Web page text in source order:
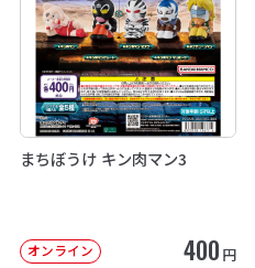
まちぼうけ キン肉マン3
オンライン 400 円